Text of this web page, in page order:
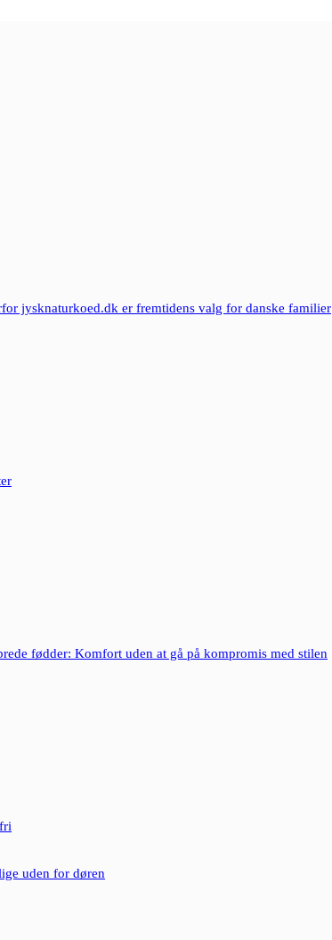
jysknaturkoed.dk er fremtidens valg for danske familier
fødder: Komfort uden at gå på kompromis med stilen
uden for døren